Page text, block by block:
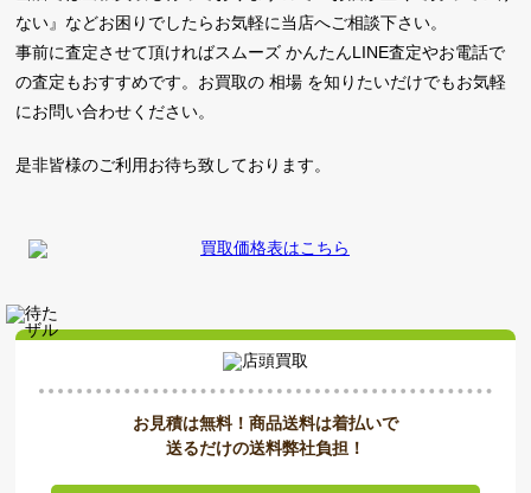
ない』などお困りでしたらお気軽に当店へご相談下さい。
事前に査定させて頂ければスムーズ かんたんLINE査定やお電話で
の査定もおすすめです。お買取の 相場 を知りたいだけでもお気軽
にお問い合わせください。
是非皆様のご利用お待ち致しております。
お見積は無料！商品送料は着払いで
送るだけの送料弊社負担！